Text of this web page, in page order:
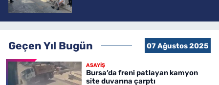
Geçen Yıl Bugün 07 Ağustos 2025
ASAYİŞ
Bursa’da freni patlayan kamyon
site duvarına çarptı